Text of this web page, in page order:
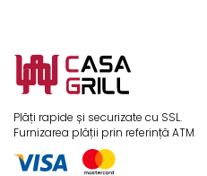
Plăți rapide și securizate cu SSL.
Furnizarea plății prin referință ATM